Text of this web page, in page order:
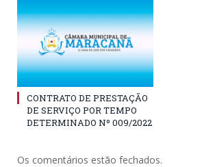
CONTRATO DE PRESTAÇÃO
DE SERVIÇO POR TEMPO
DETERMINADO Nº 009/2022
Os comentários estão fechados.